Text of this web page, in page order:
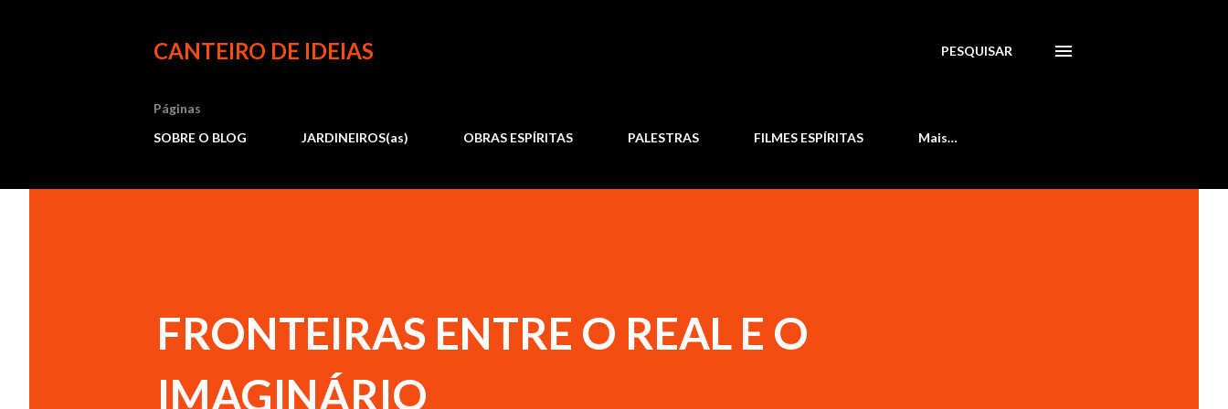
CANTEIRO DE IDEIAS PESQUISAR
Páginas
SOBRE O BLOG
JARDINEIROS(as) OBRAS ESPÍRITAS PALESTRAS FILMES ESPÍRITAS Mais…
FRONTEIRAS ENTRE O REAL E O
IMAGINÁRIO